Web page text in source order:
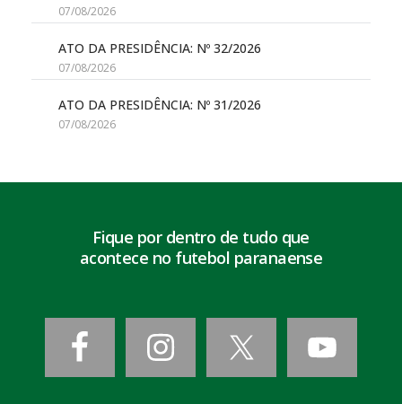
07/08/2026
ATO DA PRESIDÊNCIA: Nº 32/2026
07/08/2026
ATO DA PRESIDÊNCIA: Nº 31/2026
07/08/2026
Fique por dentro de tudo que
acontece no futebol paranaense